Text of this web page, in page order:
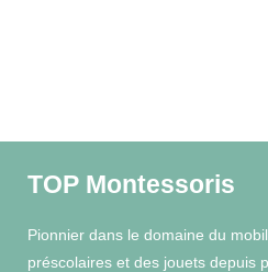
TOP Montessoris
Pionnier dans le domaine du
préscolaires et des jouets depuis